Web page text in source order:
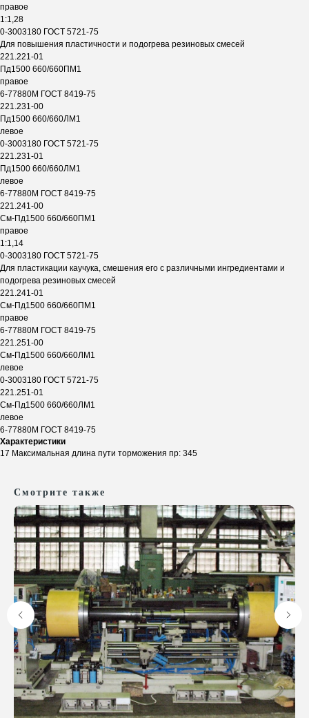
правое
1:1,28
0-3003180 ГОСТ 5721-75
Для повышения пластичности и подогрева резиновых смесей
221.221-01
Пд1500 660/660ПМ1
правое
6-77880М ГОСТ 8419-75
221.231-00
Пд1500 660/660ЛМ1
левое
0-3003180 ГОСТ 5721-75
221.231-01
Пд1500 660/660ЛМ1
левое
6-77880М ГОСТ 8419-75
221.241-00
См-Пд1500 660/660ПМ1
правое
1:1,14
0-3003180 ГОСТ 5721-75
Для пластикации каучука, смешения его с различными ингредиентами и
подогрева резиновых смесей
221.241-01
См-Пд1500 660/660ПМ1
правое
6-77880М ГОСТ 8419-75
221.251-00
См-Пд1500 660/660ЛМ1
левое
0-3003180 ГОСТ 5721-75
221.251-01
См-Пд1500 660/660ЛМ1
левое
6-77880М ГОСТ 8419-75
Характеристики
17 Максимальная длина пути торможения пр: 345
Смотрите также
Ответим на ваши
Оставьте заявку, и мы свяжемся с вами,
чтобы обсудить все ваши вопросы
+7
Отправить
Нажимая на кнопку, вы соглашаетесь с
Политикой конфиденциальности